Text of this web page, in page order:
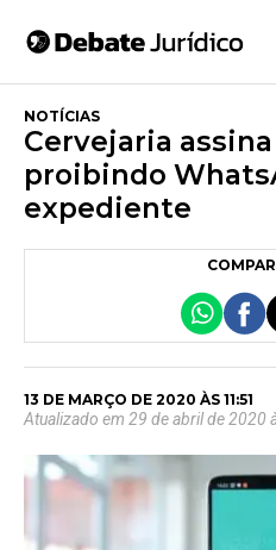
NOTÍCIAS
Cervejaria
proibindo
expediente
13 DE MARÇO DE 2020 ÀS 11:51
Atualizado em 29 de abril de 2020